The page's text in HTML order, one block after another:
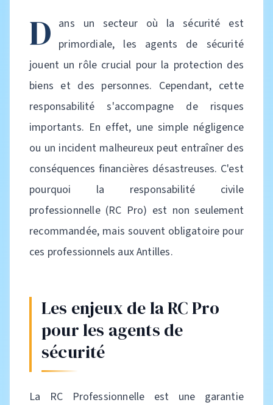
D ans un secteur où la sécurité est
primordiale, les agents de sécurité
jouent un rôle crucial pour la protection des
biens et des personnes. Cependant, cette
responsabilité s'accompagne de risques
importants. En effet, une simple négligence
ou un incident malheureux peut entraîner des
conséquences financières désastreuses. C'est
pourquoi la responsabilité civile
professionnelle (RC Pro) est non seulement
recommandée, mais souvent obligatoire pour
ces professionnels aux Antilles.
Les enjeux de la RC Pro
pour les agents de
sécurité
La RC Professionnelle est une garantie